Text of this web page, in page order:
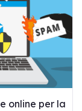
online per la